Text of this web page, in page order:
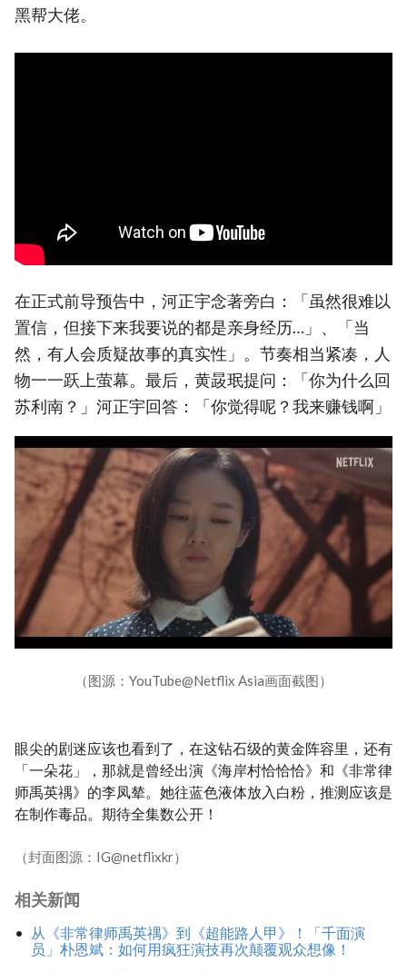
黑帮大佬。
在正式前导预告中，河正宇念著旁白：「虽然很难以
置信，但接下来我要说的都是亲身经历…」、「当
然，有人会质疑故事的真实性」。节奏相当紧凑，人
物一一跃上萤幕。最后，黄晸珉提问：「你为什么回
苏利南？」河正宇回答：「你觉得呢？我来赚钱啊」
（图源：YouTube@Netflix Asia画面截图）
眼尖的剧迷应该也看到了，在这钻石级的黄金阵容里，还有
「一朵花」，那就是曾经出演《海岸村恰恰恰》和《非常律
师禹英禑》的李凤辇。她往蓝色液体放入白粉，推测应该是
在制作毒品。期待全集数公开！
（封面图源：IG@netflixkr）
相关新闻
从《非常律师禹英禑》到《超能路人甲》！「千面演
员」朴恩斌：如何用疯狂演技再次颠覆观众想像！